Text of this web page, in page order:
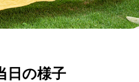
日の様子